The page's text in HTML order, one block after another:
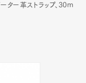
ター革ストラップ、30m